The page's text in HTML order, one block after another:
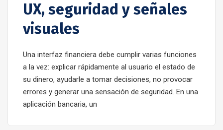
UX, seguridad y señales
visuales
Una interfaz financiera debe cumplir varias funciones
a la vez: explicar rápidamente al usuario el estado de
su dinero, ayudarle a tomar decisiones, no provocar
errores y generar una sensación de seguridad. En una
aplicación bancaria, un